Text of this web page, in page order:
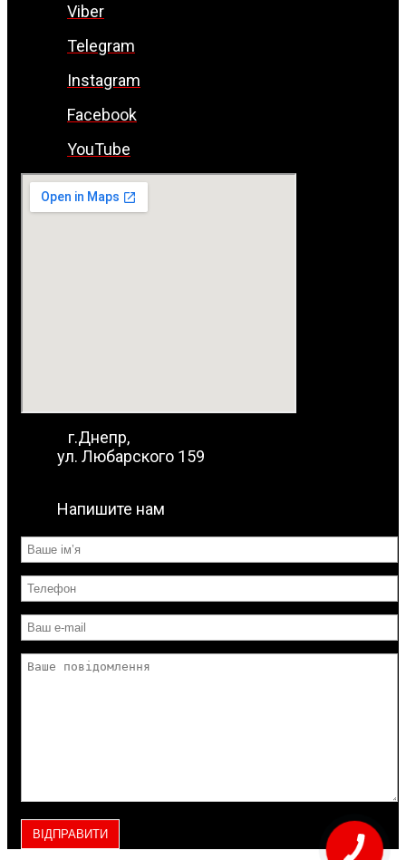
Viber
Telegram
Instagram
Facebook
YouTube
г.Днепр,
ул. Любарского 159
Напишите нам